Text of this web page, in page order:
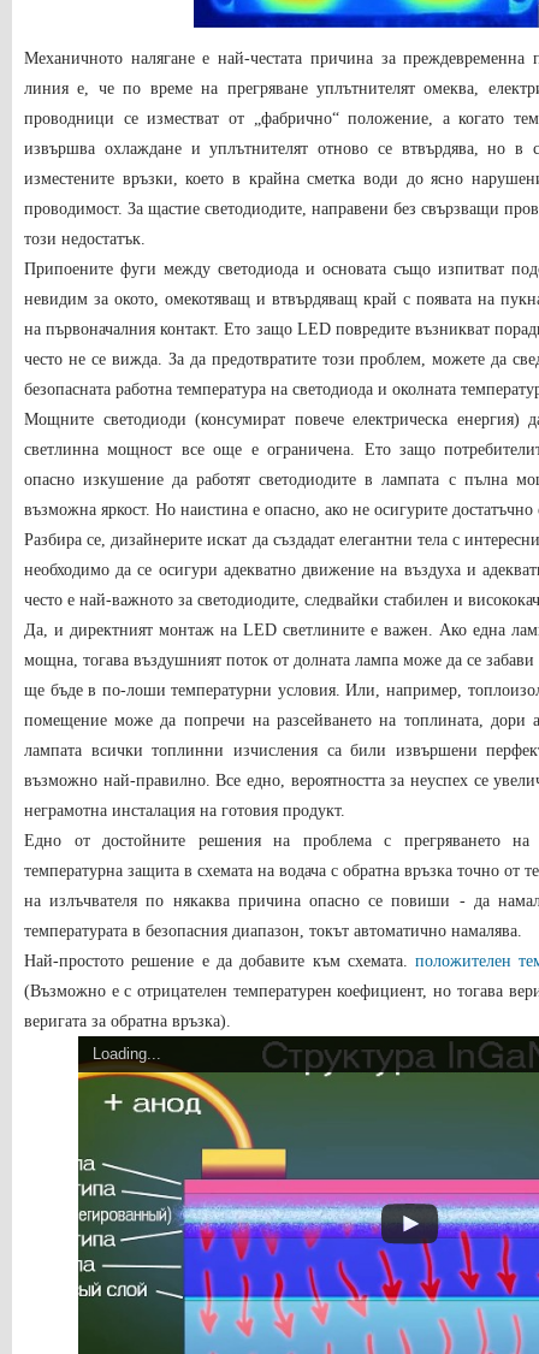
Механичното налягане е най-честата причина за преждевременна
линия е, че по време на прегряване уплътнителят омеква,
проводници се изместват от „фабрично“ положение, а когато
извършва охлаждане и уплътнителят отново се втвърдява, но в
изместените връзки, което в крайна сметка води до ясно
проводимост. За щастие светодиодите, направени без свързващи
този недостатък.
Припоените фуги между светодиода и основата също изпитват
невидим за окото, омекотяващ и втвърдяващ край с появата на
на първоначалния контакт. Ето защо LED повредите възникват
често не се вижда. За да предотвратите този проблем, можете да
безопасната работна температура на светодиода и околната
Мощните светодиоди (консумират повече електрическа енергия)
светлинна мощност все още е ограничена. Ето защо
опасно изкушение да работят светодиодите в лампата с пълна
възможна яркост. Но наистина е опасно, ако не осигурите
Разбира се, дизайнерите искат да създадат елегантни тела с
необходимо да се осигури адекватно движение на въздуха и
често е най-важното за светодиодите, следвайки стабилен и
Да, и директният монтаж на LED светлините е важен. Ако една
мощна, тогава въздушният поток от долната лампа може да се
ще бъде в по-лоши температурни условия. Или, например,
помещение може да попречи на разсейването на топлината, дори
лампата всички топлинни изчисления са били извършени
възможно най-правилно. Все едно, вероятността за неуспех се
неграмотна инсталация на готовия продукт.
Едно от достойните решения на проблема с прегряването на
температурна защита в схемата на водача с обратна връзка точно от
на излъчвателя по някаква причина опасно се повиши - да
температурата в безопасния диапазон, токът автоматично намалява.
Най-простото решение е да добавите към схемата.положителен
(Възможно е с отрицателен температурен коефициент, но тогава
веригата за обратна връзка).
Loading...